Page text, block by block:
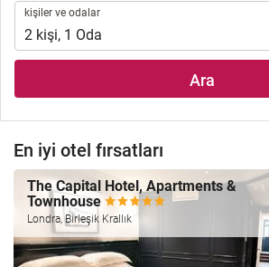
kişiler
ve
odalar
kişiler ve odalar
2 kişi, 1 Oda
Ara
En iyi otel fırsatları
The Capital Hotel, Apartments &
Townhouse
Londra, Birleşik Krallık